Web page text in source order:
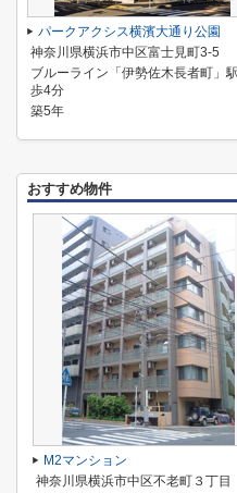
パークアクシス横濱大通り公園
神奈川県横浜市中区富士見町3-5
ブルーライン「伊勢佐木長者町」
歩4分
築5年
おすすめ物件
M2マンション
神奈川県横浜市中区不老町３丁目